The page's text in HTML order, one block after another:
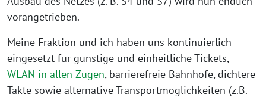
vorangetrieben.
Meine Fraktion und ich haben uns kontinuierlich
eingesetzt für günstige und einheitliche Tickets,
WLAN in allen Zügen, barrierefreie Bahnhöfe, dichtere
Takte sowie alternative Transportmöglichkeiten (z.B.